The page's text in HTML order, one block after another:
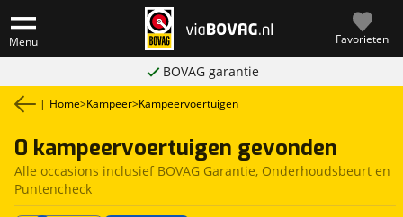
Menu Favorieten
BOVAG garantie
| Home>Kampeer>Kampeervoertuigen
0 kampeervoertuigen gevonden
Alle occasions inclusief BOVAG Garantie, Onderhoudsbeurt en
Puntencheck